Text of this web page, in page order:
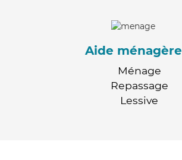
Aide ménagère
Ménage
Repassage
Lessive